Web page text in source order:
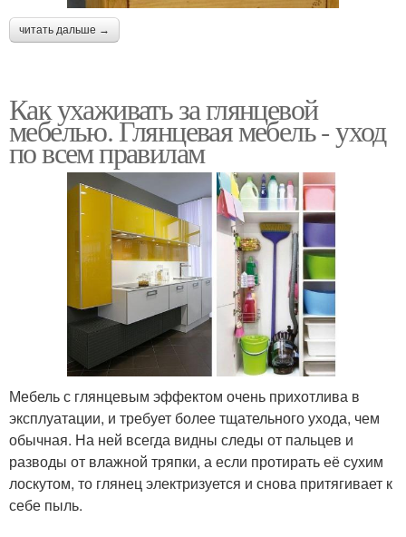
читать дальше →
Как ухаживать за глянцевой
мебелью. Глянцевая мебель - уход
по всем правилам
Мебель с глянцевым эффектом очень прихотлива в
эксплуатации, и требует более тщательного ухода, чем
обычная. На ней всегда видны следы от пальцев и
разводы от влажной тряпки, а если протирать её сухим
лоскутом, то глянец электризуется и снова притягивает к
себе пыль.